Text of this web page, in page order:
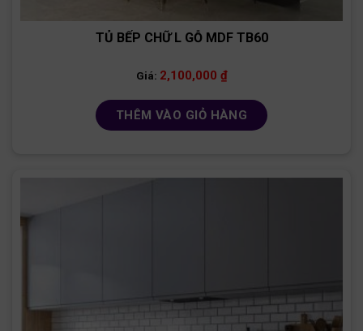
TỦ BẾP CHỮ L GỖ MDF TB60
Giá: 2,100,000 ₫
THÊM VÀO GIỎ HÀNG